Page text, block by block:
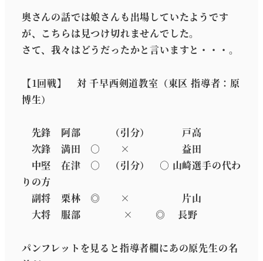
奥さんの話では娘さんも出場していたようです
が、こちらは見つけ切れませんでした。
さて、我々はどうだったかと言いますと・・・。
【1回戦】 対 千早西剣道教室（東区 指導者：原
博生）
先鋒 阿部 （引分） 戸高
次鋒 満田 ○ × 益田
中堅 在津 ○ （引分） ○ 山崎選手の代わ
りの方
副将 栗林 ◎ × 片山
大将 服部 × ◎ 長野
パンフレットを見ると指導者欄にあの原先生の名